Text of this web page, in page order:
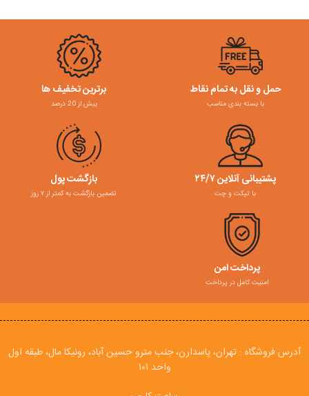
حمل و نقل به تمام نقاط
با بسته بندی مناسب
برترین تخفیف ها
بیش از 20 درصد
پشتیبانی آنلاین ۲۴/۷
با تیکت و چت
بازگشت پول
تضمین بازگشت به کمتر از ۷ روز
پرداخت امن
امنیت کامل در پرداخت
آدرس فروشگاه : تهران، پاسدارن، جنب مترو حسین آباد، رونیکا مال، طبقه اول
واحد ۱۰۱